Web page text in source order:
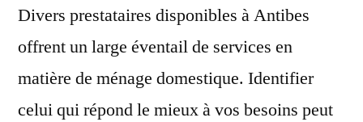
Divers prestataires disponibles à Antibes
offrent un large éventail de services en
matière de ménage domestique. Identifier
celui qui répond le mieux à vos besoins peut